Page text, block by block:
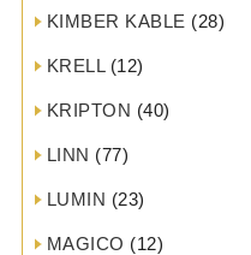
KIMBER KABLE (28)
KRELL(12)
KRIPTON (40)
LINN (77)
LUMIN (23)
MAGICO (12)